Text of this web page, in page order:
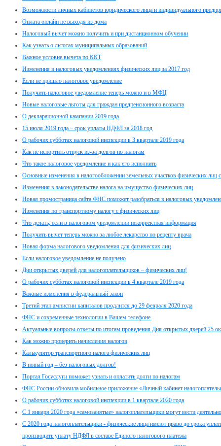
Возможности личных кабинетов юридического лица и индивидуального
Оплата онлайн не выходя из дома
Налоговый вычет можно получить и при дистанционном обучении
Как узнать о льготах муниципальных образований
Важное условие вычета по ККТ
Изменения в налоговых уведомлениях физических лиц за 2017 год
Если не пришло налоговое уведомление
Получить налоговое уведомление теперь можно и в МФЦ
Новые налоговые льготы для граждан предпенсионного возраста
О декларационной кампании 2019 года
15 июля 2019 года – срок уплаты НДФЛ за 2018 год
О рабочих субботах налоговой инспекции в 3 квартале 2019 года
Как не испортить отпуск из-за долгов по налогам
Что такое налоговое уведомление и как его исполнить
Основные изменения в налогообложении земельных участков физических лиц
Изменения в законодательстве налога на имущество физических лиц
Новая промостраница сайта ФНС поможет разобраться в налоговых
Изменения по транспортному налогу с физических лиц
Что делать, если в налоговом уведомлении некорректная информация
Получить вычет теперь можно за любое лекарство по рецепту врача
Новая форма налогового уведомления для физических лиц
Если налоговое уведомление не получено
Дни открытых дверей для налогоплательщиков – физических лиц!
О рабочих субботах налоговой инспекции в 4 квартале 2019 года
Важные изменения в федеральный закон
Третий этап амнистии капиталов продлится до 29 февраля 2020 года
ФНС и современные технологии в Вашем телефоне
Актуальные вопросы-ответы по итогам проведения Дня открытых дверей 25
Как можно проверить начисления налогов
Калькулятор транспортного налога физических лиц
В новый год – без налоговых долгов!
Портал Госуслуги поможет узнать и оплатить долги по налогам
ФНС России обновила мобильное приложение «Личный кабинет
О рабочих субботах налоговой инспекции в 1 квартале 2020 года
С 1 января 2020 года «самозанятые» налогоплательщики могут вести
С 2020 года налогоплательщики - физические лица имеют право до срока
производить уплату НДФЛ в составе Единого налогового платежа